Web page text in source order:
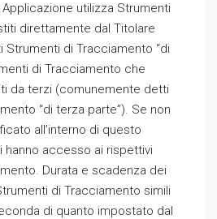
utilizza Strumenti
direttamente dal Titolare
di Tracciamento “di
di Tracciamento che
da terzi (comunemente detti
“di terza parte”). Se non
all’interno di questo
hanno accesso ai rispettivi
Durata e scadenza dei
di Tracciamento simili
di quanto impostato dal